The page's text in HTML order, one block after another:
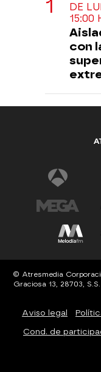
DE
15:00
con
© Atresmedia
Graciosa 13, 28703,
Aviso legal
Cond. de